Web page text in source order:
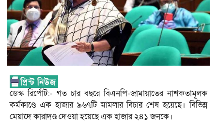
ডেস্ক রির্পোট:- গত চার বছরে বিএনপি-জামায়াতের নাশকতামূলক
কর্মকাণ্ডে এক হাজার ৯৬৭টি মামলার বিচার শেষ হয়েছে। বিভিন্ন
মেয়াদে কারাদণ্ড দেওয়া হয়েছে এক হাজার ২৪১ জনকে।